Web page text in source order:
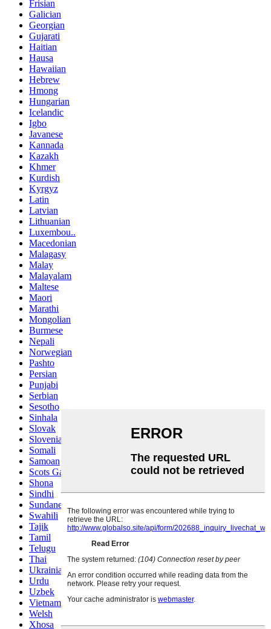
Frisian
Galician
Georgian
Gujarati
Haitian
Hausa
Hawaiian
Hebrew
Hmong
Hungarian
Icelandic
Igbo
Javanese
Kannada
Kazakh
Khmer
Kurdish
Kyrgyz
Latin
Latvian
Lithuanian
Luxembou..
Macedonian
Malagasy
Malay
Malayalam
Maltese
Maori
Marathi
Mongolian
Burmese
Nepali
Norwegian
Pashto
Persian
Punjabi
Serbian
Sesotho
Sinhala
Slovak
Slovenian
Somali
Samoan
Scots Gaelic
Shona
Sindhi
Sundanese
Swahili
Tajik
Tamil
Telugu
Thai
Ukrainian
Urdu
Uzbek
Vietnamese
Welsh
Xhosa